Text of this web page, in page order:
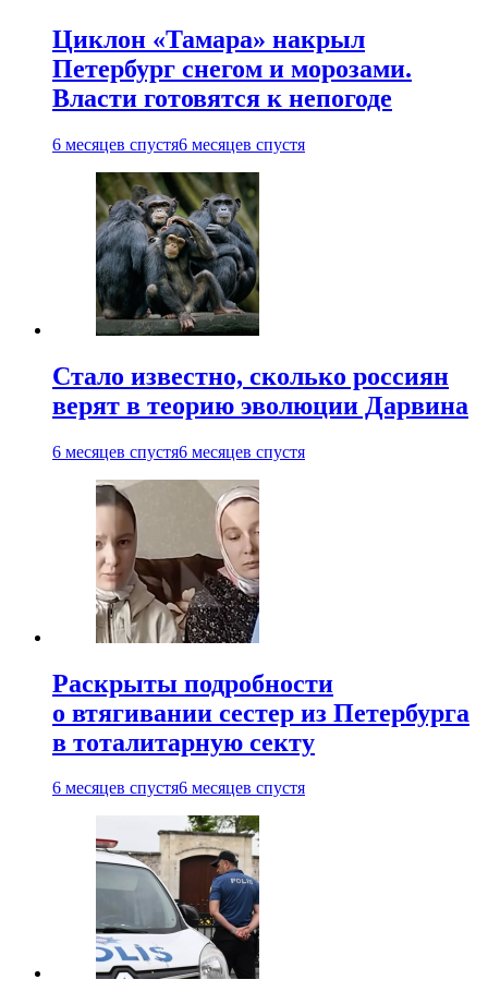
Циклон «Тамара» накрыл
Петербург снегом и морозами.
Власти готовятся к непогоде
6 месяцев спустя6 месяцев спустя
Стало известно, сколько россиян
верят в теорию эволюции Дарвина
6 месяцев спустя6 месяцев спустя
Раскрыты подробности
о втягивании сестер из Петербурга
в тоталитарную секту
6 месяцев спустя6 месяцев спустя